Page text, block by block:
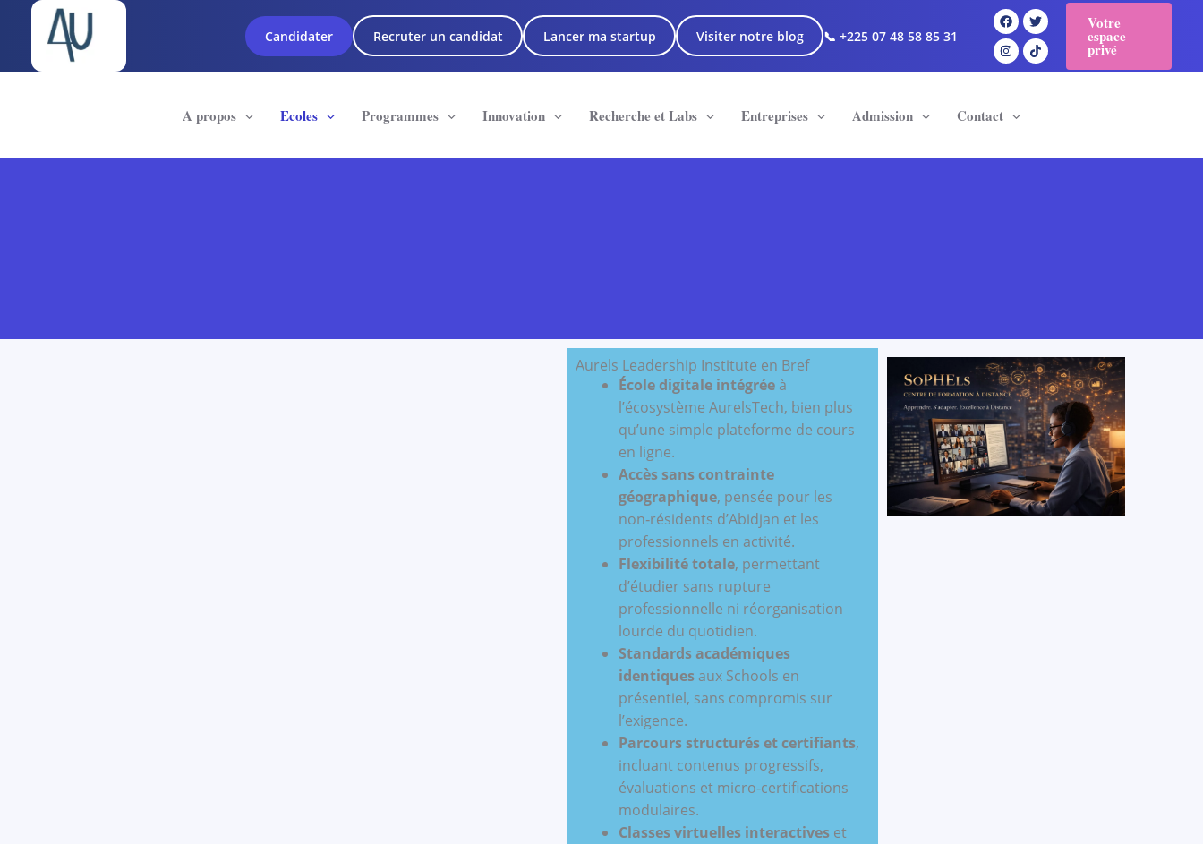
Candidater Recruter un candidat Lancer ma startup Visiter notre blog 📞 +225 07 48 58 85 31
Votre
espace
privé
A propos Ecoles Programmes Innovation Recherche et Labs Entreprises Admission Contact
Aurels Leadership Institute en Bref
École digitale intégrée à
l’écosystème AurelsTech, bien plus
qu’une simple plateforme de cours
en ligne.
Accès sans contrainte
géographique, pensée pour les
non‑résidents d’Abidjan et les
professionnels en activité.
Flexibilité totale, permettant
d’étudier sans rupture
professionnelle ni réorganisation
lourde du quotidien.
Standards académiques
identiques aux Schools en
présentiel, sans compromis sur
l’exigence.
Parcours structurés et certifiants,
incluant contenus progressifs,
évaluations et micro‑certifications
modulaires.
Classes virtuelles interactives et